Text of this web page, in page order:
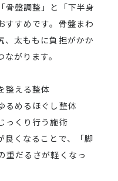
骨盤調整」と「下半身
すすめです。骨盤まわ
、太ももに負担がかか
がります。
整える整体
るめるほぐし整体
っくり行う施術
良くなることで、「脚
重だるさが軽くなっ